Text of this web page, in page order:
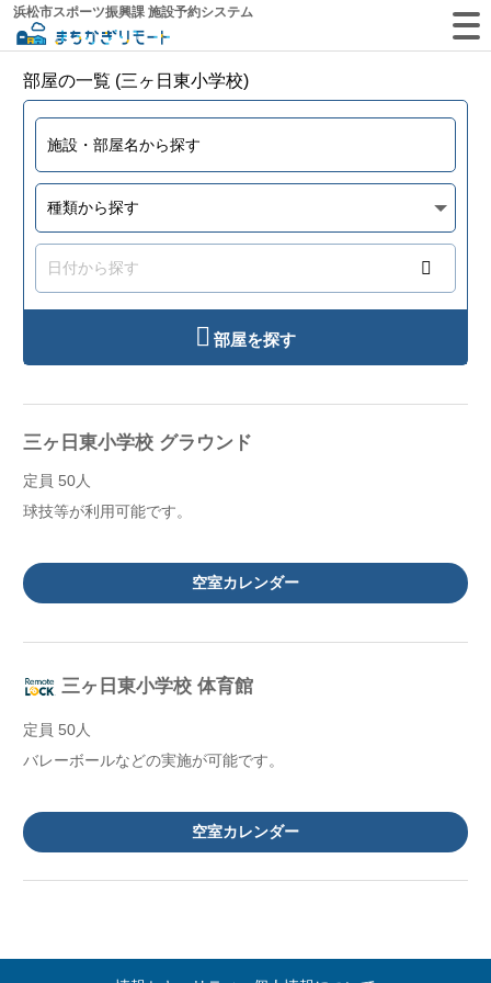
浜松市スポーツ振興課 施設予約システム
部屋の一覧 (三ヶ日東小学校)
部屋を探す
三ヶ日東小学校 グラウンド
定員 50人
球技等が利用可能です。
空室カレンダー
三ヶ日東小学校 体育館
定員 50人
バレーボールなどの実施が可能です。
空室カレンダー